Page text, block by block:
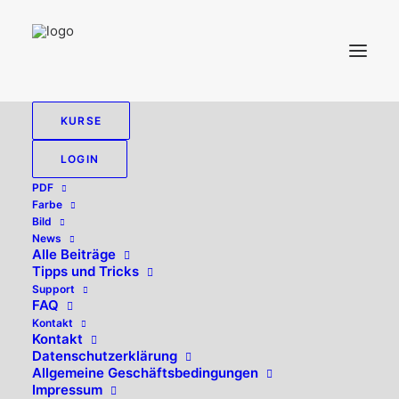
KURSE
LOGIN
PDF
Farbe
Bild
News
Alle Beiträge
Tipps und Tricks
Support
FAQ
Kontakt
Kontakt
Datenschutzerklärung
Allgemeine Geschäftsbedingungen
Impressum
OCR